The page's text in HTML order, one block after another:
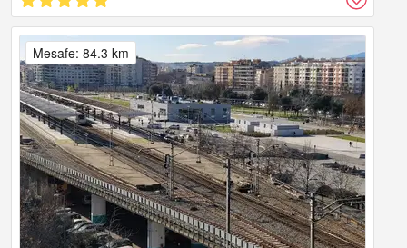
Mesafe: 84.3 km